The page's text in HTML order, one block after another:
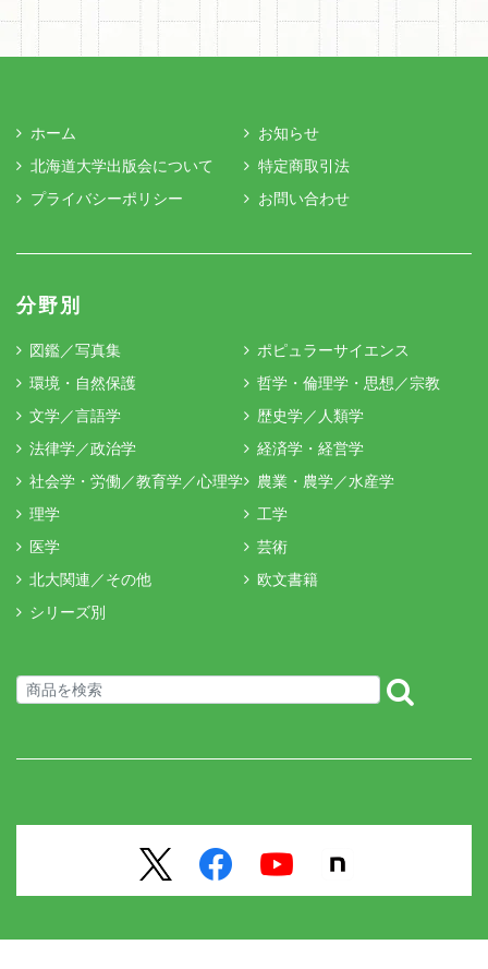
ホーム
お知らせ
北海道大学出版会について
特定商取引法
プライバシーポリシー
お問い合わせ
分野別
図鑑／写真集
ポピュラーサイエンス
環境・自然保護
哲学・倫理学・思想／宗教
文学／言語学
歴史学／人類学
法律学／政治学
経済学・経営学
社会学・労働／教育学／心理学
農業・農学／水産学
理学
工学
医学
芸術
北大関連／その他
欧文書籍
シリーズ別